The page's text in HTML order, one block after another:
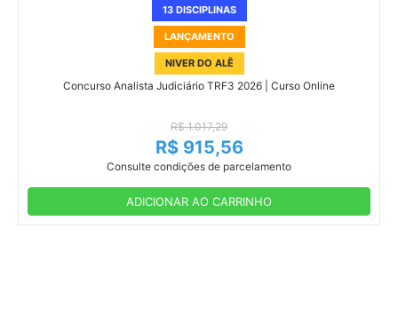
13 DISCIPLINAS
LANÇAMENTO
NIVER DO ALÊ
Concurso Analista Judiciário TRF3 2026 | Curso Online
R$ 1.017,29
R$ 915,56
Consulte condições de parcelamento
ADICIONAR AO CARRINHO